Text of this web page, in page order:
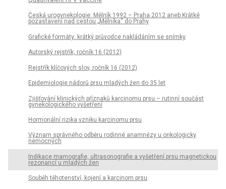
Česká urogynekologie: Mělník 1992 – Praha 2012 aneb Krátké
pozastavení nad cestou „Mělníka“ do Prahy
Grafické formáty: krátký průvodce nakládáním se snímky
Autorský rejstřík, ročník 16 (2012)
Rejstřík klíčových slov, ročník 16 (2012)
Epidemiologie nádorů prsu mladých žen do 35 let
Zjišťování klinických příznaků karcinomu prsu – rutinní součást
gynekologického vyšetření
Hormonální rizika vzniku karcinomu prsu
Význam správného odběru rodinné anamnézy u onkologicky
nemocných
Indikace mamografie, ultrasonografie a vyšetření prsu magnetickou
rezonancí u mladých žen
Souběh těhotenství, kojení a karcinom prsu